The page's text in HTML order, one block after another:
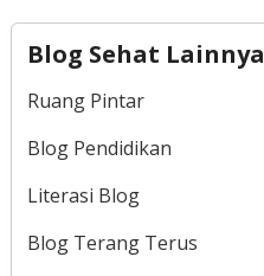
Blog Sehat Lainnya
Ruang Pintar
Blog Pendidikan
Literasi Blog
Blog Terang Terus